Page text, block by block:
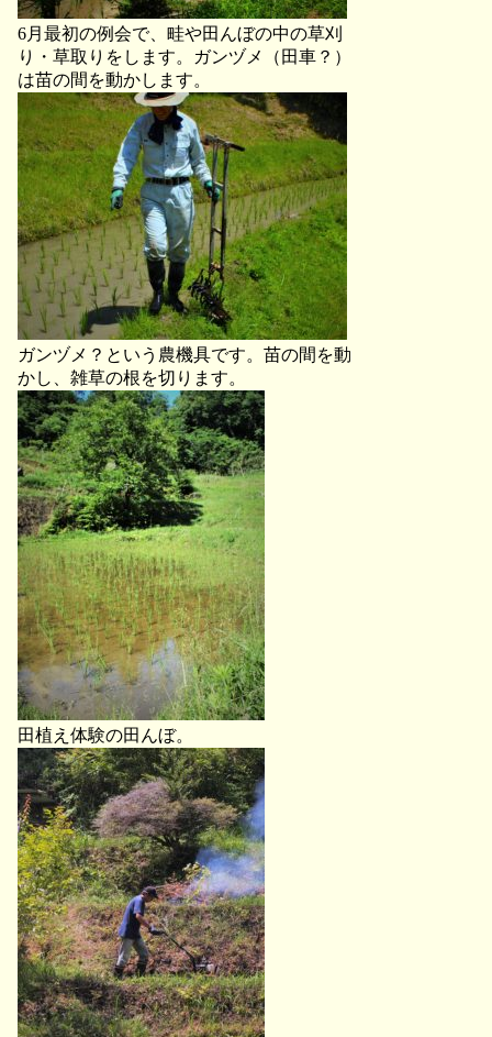
6月最初の例会で、畦や田んぼの中の草刈
り・草取りをします。ガンヅメ（田車？）
は苗の間を動かします。
ガンヅメ？という農機具です。苗の間を動
かし、雑草の根を切ります。
田植え体験の田んぼ。